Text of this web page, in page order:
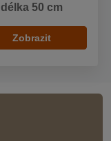
délka 50 cm
Zobrazit